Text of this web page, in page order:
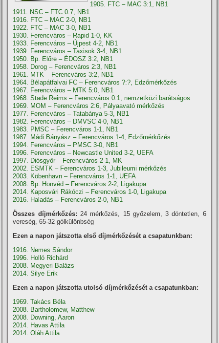
1905. FTC – MAC 3:1, NB1
1911. NSC – FTC 0:7, NB1
1916. FTC – MAC 2-0, NB1
1922. FTC – MAC 3-0, NB1
1930. Ferencváros – Rapid 1-0, KK
1933. Ferencváros – Újpest 4-2, NB1
1939. Ferencváros – Taxisok 3-4, NB1
1950. Bp. Előre – ÉDOSZ 3:2, NB1
1958. Dorog – Ferencváros 2:3, NB1
1961. MTK – Ferencváros 3:2, NB1
1964. Bélapátfalvai FC – Ferencváros ?:?, Edzőmérkőzés
1967. Ferencváros – MTK 5:0, NB1
1968. Stade Reims – Ferencváros 0:1, nemzetközi barátságos
1969. MOM – Ferencváros 2:6, Pályaavató mérkőzés
1977. Ferencváros – Tatabánya 5-3, NB1
1982. Ferencváros – DMVSC 4-0, NB1
1983. PMSC – Ferencváros 1-1, NB1
1987. Mádi Bányász – Ferencváros 1-4, Edzőmérkőzés
1994. Ferencváros – PMSC 3-0, NB1
1996. Ferencváros – Newcastle United 3-2, UEFA
1997. Diósgyőr – Ferencváros 2-1, MK
2002. ESMTK – Ferencváros 1-3, Jubileumi mérkőzés
2003. Köbenhavn – Ferencváros 1-1, UEFA
2008. Bp. Honvéd – Ferencváros 2-2, Ligakupa
2014. Kaposvári Rákóczi – Ferencváros 1-0, Ligakupa
2016. Haladás – Ferencváros 2-0, NB1
Összes díjmérkőzés: 24 mérkőzés, 15 győzelem, 3 döntetlen, 6
vereség, 65-32 gólkülönbség
Ezen a napon játszotta első díjmérkőzését a csapatunkban:
1916. Nemes Sándor
1996. Holló Richárd
2008. Megyeri Balázs
2014. Silye Erik
Ezen a napon játszotta utolsó díjmérkőzését a csapatunkban:
1969. Takács Béla
2008. Bartholomew, Matthew
2008. Downing, Aaron
2014. Havas Attila
2014. Oláh Attila